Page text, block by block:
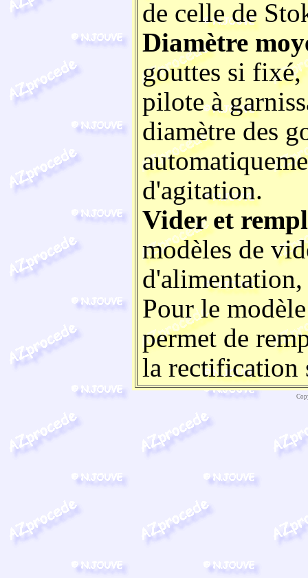
de celle de
Diamètre
gouttes si fixé,
pilote à
diamètre des
d'agitation.
Vider et
modèles de
d'alimentation,
Pour le
permet de
la rectification